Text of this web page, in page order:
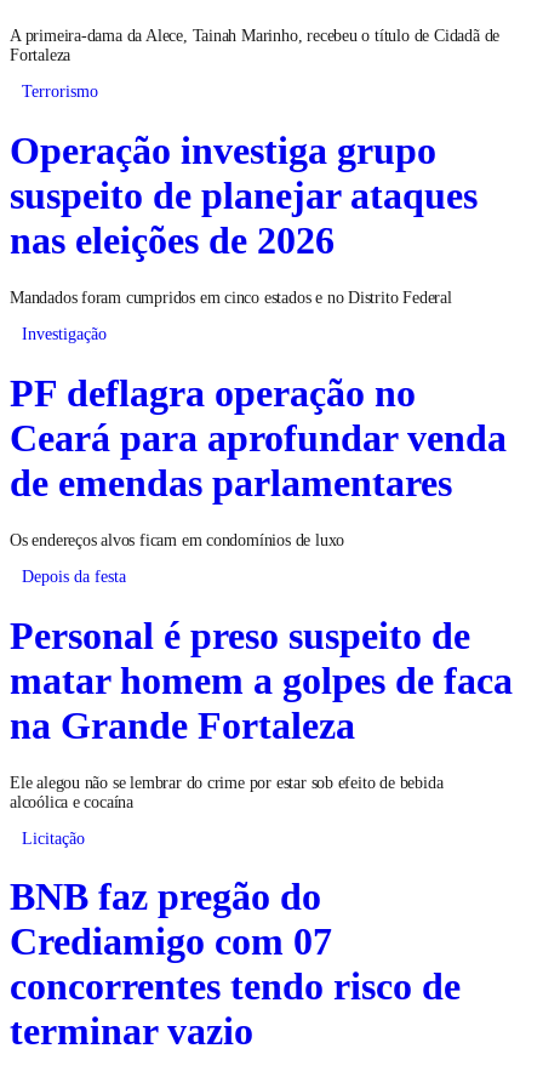
A primeira-dama da Alece, Tainah Marinho, recebeu o título de Cidadã de
Fortaleza
Terrorismo
Operação investiga grupo
suspeito de planejar ataques
nas eleições de 2026
Mandados foram cumpridos em cinco estados e no Distrito Federal
Investigação
PF deflagra operação no
Ceará para aprofundar venda
de emendas parlamentares
Os endereços alvos ficam em condomínios de luxo
Depois da festa
Personal é preso suspeito de
matar homem a golpes de faca
na Grande Fortaleza
Ele alegou não se lembrar do crime por estar sob efeito de bebida
alcoólica e cocaína
Licitação
BNB faz pregão do
Crediamigo com 07
concorrentes tendo risco de
terminar vazio